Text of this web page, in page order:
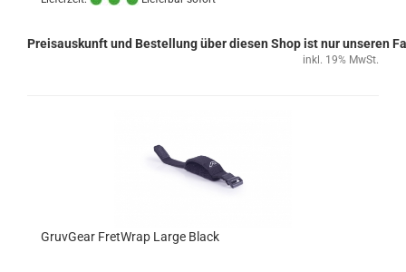
Preisauskunft und Bestellung über diesen Shop ist nur unseren
inkl. 19% MwSt.
GruvGear FretWrap Large Black